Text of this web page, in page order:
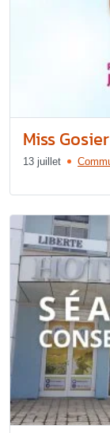
Miss
13 juillet